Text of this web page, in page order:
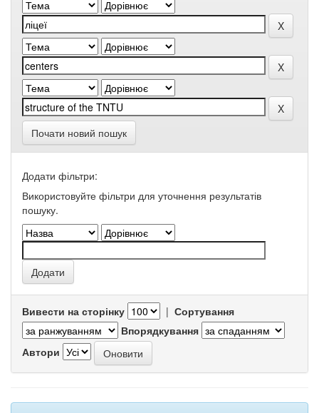
Почати новий пошук
Додати фільтри:
Використовуйте фільтри для уточнення результатів
пошуку.
Вивести на сторінку | Сортування
Впорядкування
Автори